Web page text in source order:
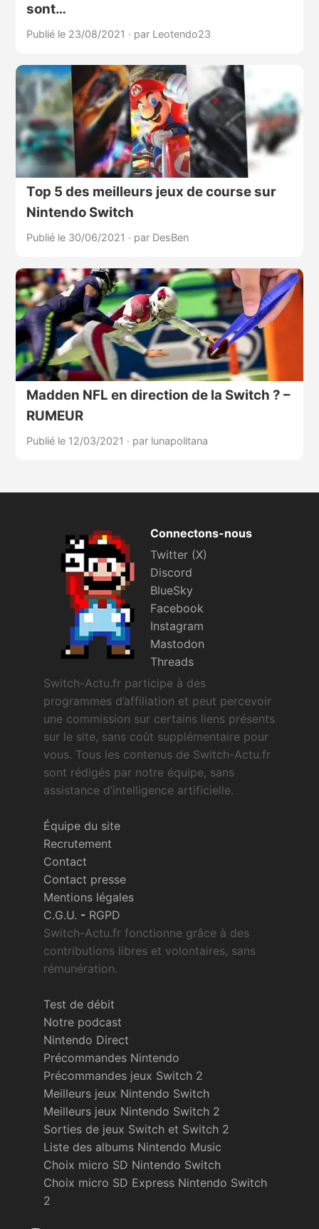
sont…
Publié le 23/08/2021 · par Leotendo23
Top 5 des meilleurs jeux de course sur
Nintendo Switch
Publié le 30/06/2021 · par DesBen
Madden NFL en direction de la Switch ? –
RUMEUR
Publié le 12/03/2021 · par lunapolitana
Connectons-nous
Twitter (X)
Discord
BlueSky
Facebook
Instagram
Mastodon
Threads
Switch-Actu.fr participe à des
programmes d’affiliation et peut percevoir
une commission sur certains liens présents
sur le site, sans coût supplémentaire pour
vous. Tous les contenus de Switch-Actu.fr
sont rédigés par notre équipe, sans
assistance d’intelligence artificielle.
Équipe du site
Recrutement
Contact
Contact presse
Mentions légales
C.G.U. - RGPD
Switch-Actu.fr fonctionne grâce à des
contributions libres et volontaires, sans
rémunération.
Test de débit
Notre podcast
Nintendo Direct
Précommandes Nintendo
Précommandes jeux Switch 2
Meilleurs jeux Nintendo Switch
Meilleurs jeux Nintendo Switch 2
Sorties de jeux Switch et Switch 2
Liste des albums Nintendo Music
Choix micro SD Nintendo Switch
Choix micro SD Express Nintendo Switch
2